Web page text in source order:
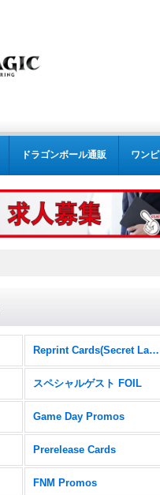
ドラゴンボール通販 ワン
Reprint Cards(Secret Lair Commander)
スペシャルゲスト FOIL
Game Day Promos
Prerelease Cards
FNM Promos